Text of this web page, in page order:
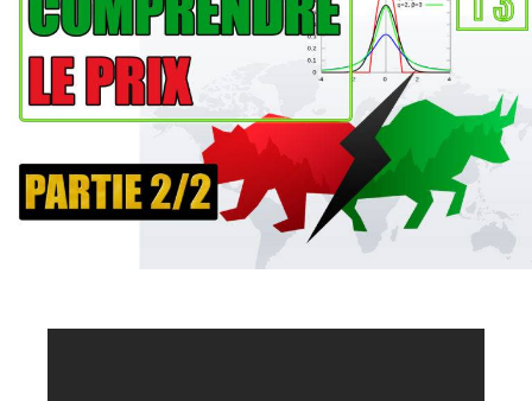
#13:
Comprendre
le
Prix
–
Modèle
Simplifié
–
Partie
2/2